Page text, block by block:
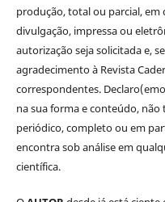
produção, total ou parcial,
divulgação, impressa ou
autorização seja solicitada e,
agradecimento à Revista
correspondentes.
na sua forma e conteúdo,
periódico, completo ou em
encontra sob análise em
científica.